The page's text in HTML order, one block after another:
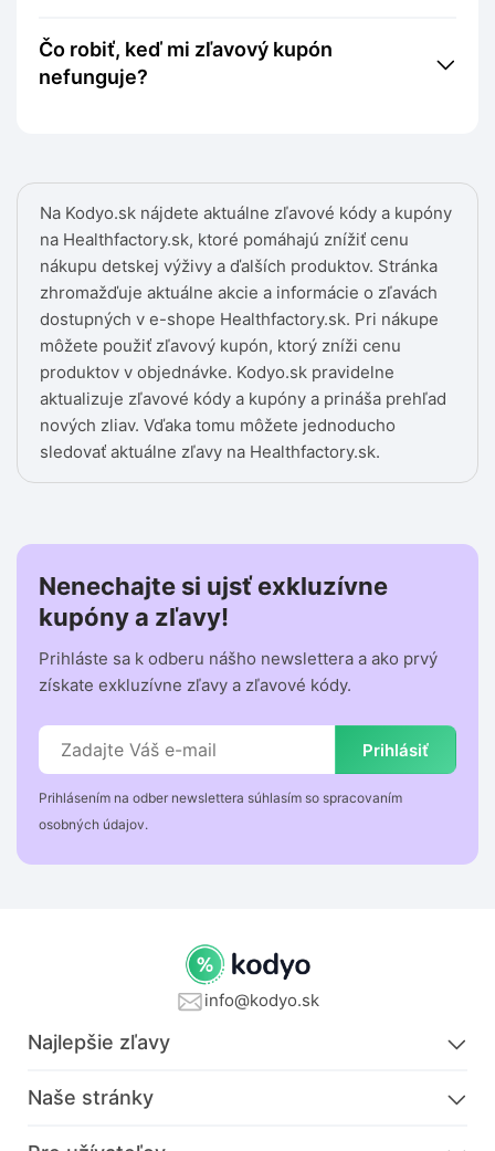
Na Kodyo.sk nájdete aktuálne zľavové kódy a kupóny
na Healthfactory.sk, ktoré pomáhajú znížiť cenu
nákupu detskej výživy a ďalších produktov. Stránka
zhromažďuje aktuálne akcie a informácie o zľavách
dostupných v e-shope Healthfactory.sk. Pri nákupe
môžete použiť zľavový kupón, ktorý zníži cenu
produktov v objednávke. Kodyo.sk pravidelne
aktualizuje zľavové kódy a kupóny a prináša prehľad
nových zliav. Vďaka tomu môžete jednoducho
sledovať aktuálne zľavy na Healthfactory.sk.
Čo robiť, keď mi zľavový kupón
nefunguje?
Nenechajte si ujsť exkluzívne
kupóny a zľavy!
Prihláste sa k odberu nášho newslettera a ako prvý
získate exkluzívne zľavy a zľavové kódy.
Prihlásiť
Prihlásením na odber newslettera súhlasím so spracovaním
osobných údajov.
info@kodyo.sk
Najlepšie zľavy
Naše stránky